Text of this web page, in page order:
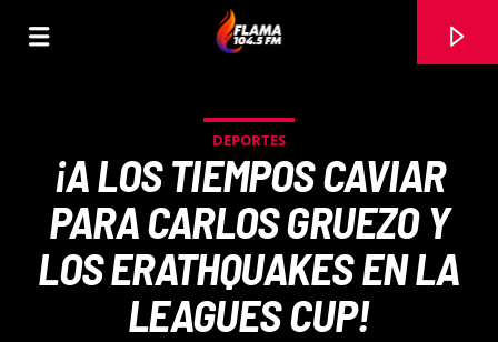
DEPORTES
¡A LOS TIEMPOS CAVIAR
PARA CARLOS GRUEZO Y
LOS ERATHQUAKES EN LA
LEAGUES CUP!